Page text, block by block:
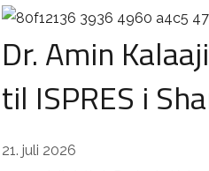
Dr. Amin
til ISPRES i
21. juli 2026